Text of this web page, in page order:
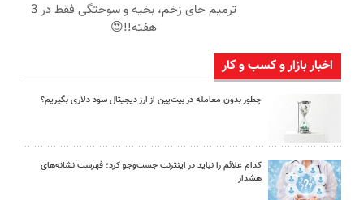
ترمیم جای زخم، بخیه و سوختگی فقط در 3
هفته!!😍
اخبار بازار و کسب و کار
چطور بدون معامله در بیت‌پین از ارز دیجیتال سود دلاری بگیریم؟
کدام علائم را نباید در اینترنت جست‌وجو کرد؛ فهرست نشانه‌های
هشدار